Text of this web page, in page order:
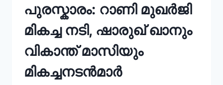
പുരസ്കാരം: റാണി മുഖർജി
മികച്ച നടി, ഷാരുഖ് ഖാനും
വികാന്ത് മാസിയും
മികച്ചനടൻമാർ